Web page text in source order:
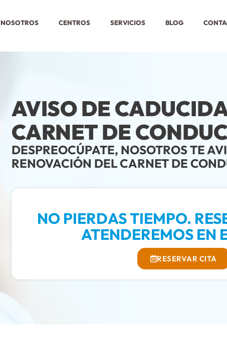
NOSOTROS CENTROS SERVICIOS BLOG
AVISO DE
CARNET DE
DESPREOCÚPATE, NOSOTROS TE
RENOVACIÓN DEL CARNET DE
NO PIERDAS TIEMPO.
ATENDEREMOS EN
RESERVAR CITA